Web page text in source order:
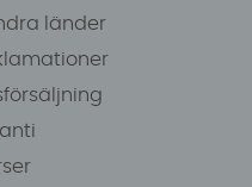
länder